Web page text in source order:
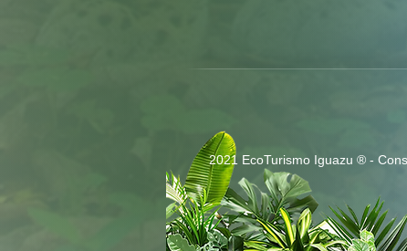
2021 EcoTurismo Iguazu ® -